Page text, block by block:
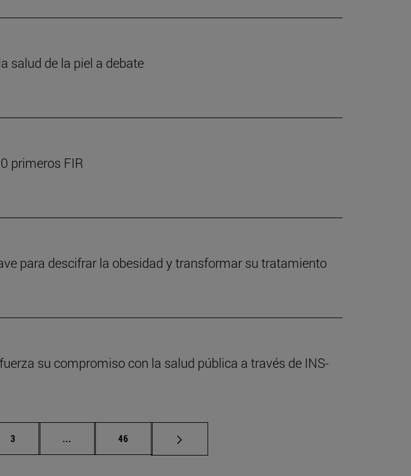
salud de la piel a debate
primeros FIR
para descifrar la obesidad y transformar su tratamiento
su compromiso con la salud pública a través de INS-
Página
3 ... Páginas intermedias Use TAB para desplazarse.
Página
46